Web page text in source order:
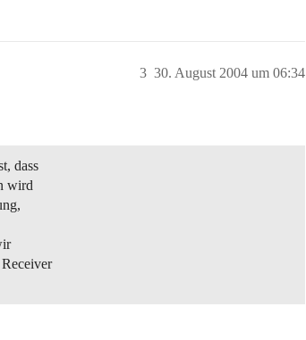
30. August 2004 um 06:34
3
dass
wird